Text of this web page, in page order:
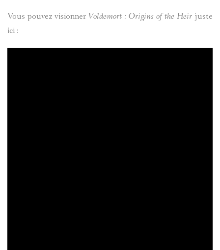
Vous pouvez visionner Voldemort : Origins of the Heir juste
ici :